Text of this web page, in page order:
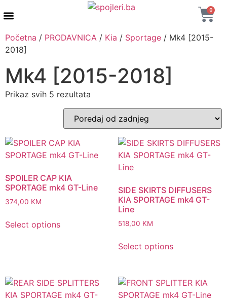
0
Početna / PRODAVNICA / Kia / Sportage / Mk4 [2015-
2018]
Mk4 [2015-2018]
Prikaz svih 5 rezultata
SPOILER CAP KIA
SPORTAGE mk4 GT-Line
374,00 KM
Select options
SIDE SKIRTS DIFFUSERS
KIA SPORTAGE mk4 GT-
Line
518,00 KM
Select options